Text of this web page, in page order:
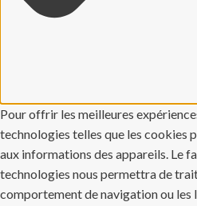
Pour offrir les meilleures
technologies telles que les cookies
aux informations des appareils. Le
technologies nous permettra de
comportement de navigation ou les